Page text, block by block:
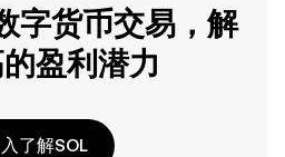
字货币交易，解
盈利潜力
了解SOL